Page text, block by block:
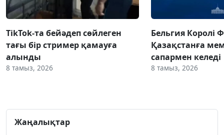
TikTok-та бейәдеп сөйлеген
тағы бір стример қамауға
алынды
8 тамыз, 2026
Бельгия Королі
Қазақстанға
сапармен келеді
8 тамыз, 2026
Жаңалықтар